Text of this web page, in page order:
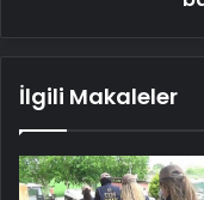
İlgili Makaleler